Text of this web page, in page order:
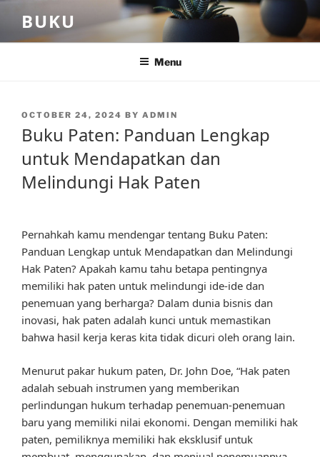
content
BUKU
Menu
POSTED
OCTOBER 24, 2024 BY ADMIN
Buku Paten: Panduan Lengkap
untuk Mendapatkan dan
Melindungi Hak Paten
Pernahkah kamu mendengar tentang Buku Paten:
Panduan Lengkap untuk Mendapatkan dan Melindungi
Hak Paten? Apakah kamu tahu betapa pentingnya
memiliki hak paten untuk melindungi ide-ide dan
penemuan yang berharga? Dalam dunia bisnis dan
inovasi, hak paten adalah kunci untuk memastikan
bahwa hasil kerja keras kita tidak dicuri oleh orang lain.
Menurut pakar hukum paten, Dr. John Doe, “Hak paten
adalah sebuah instrumen yang memberikan
perlindungan hukum terhadap penemuan-penemuan
baru yang memiliki nilai ekonomi. Dengan memiliki hak
paten, pemiliknya memiliki hak eksklusif untuk